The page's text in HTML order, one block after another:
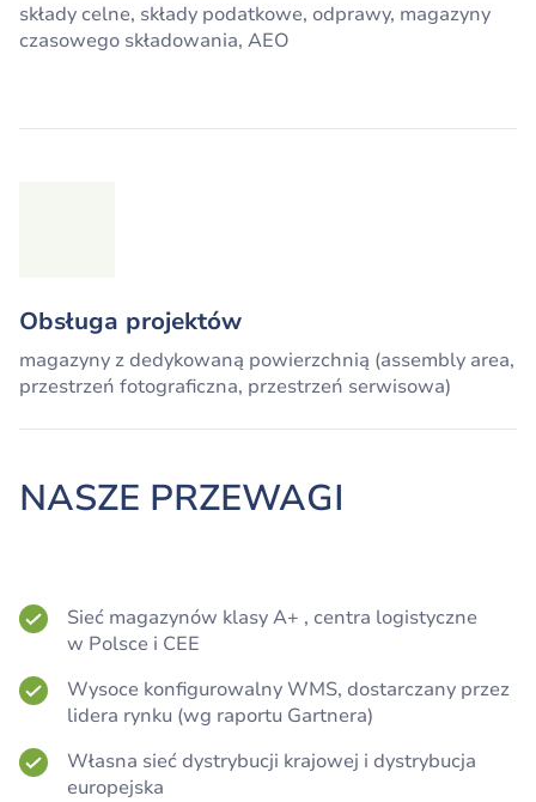
składy celne, składy podatkowe, odprawy, magazyny
czasowego składowania, AEO
Obsługa projektów
magazyny z dedykowaną powierzchnią (assembly area,
przestrzeń fotograficzna, przestrzeń serwisowa)
NASZE PRZEWAGI
Sieć magazynów klasy A+ , centra logistyczne
w Polsce i CEE
Wysoce konfigurowalny WMS, dostarczany przez
lidera rynku (wg raportu Gartnera)
Własna sieć dystrybucji krajowej i dystrybucja
europejska